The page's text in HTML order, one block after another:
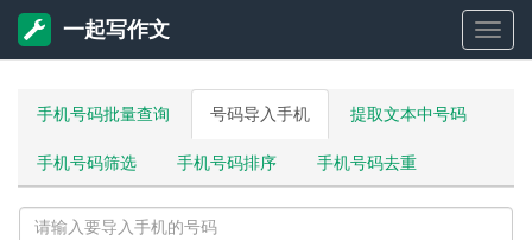
一
一起写作文
手机号码批量查询 号码导入手机 提取文本中号码
手机号码筛选 手机号码排序 手机号码去重